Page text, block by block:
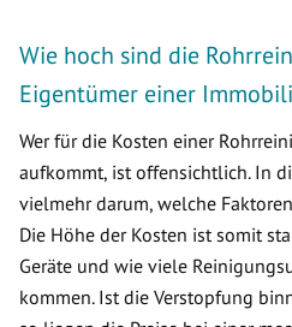
Wie hoch sind die
Eigentümer einer
Wer für die Kosten einer
aufkommt, ist offensichtlich. In
vielmehr darum, welche
Die Höhe der Kosten ist somit
Geräte und wie viele
kommen. Ist die Verstopfung